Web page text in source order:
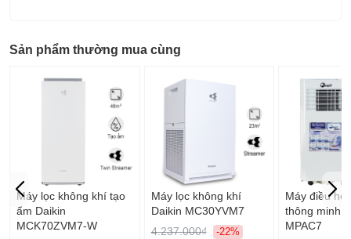
Sản phẩm thường mua cùng
Máy lọc không khí tạo
ẩm Daikin
MCK70ZVM7-W
Máy lọc không khí
Daikin MC30YVM7
4.237.000₫
-22%
Máy điều
thông minh
MPAC7